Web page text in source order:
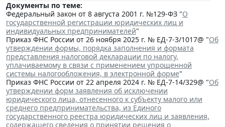
Документы по теме:
Федеральный закон от 8 августа 2001 г. №129-ФЗ "О
государственной регистрации юридических лиц и
индивидуальных предпринимателей"
Приказ ФНС России от 26 ноября 2025 г. № ЕД-7-3/1017@ "Об
утверждении формы, порядка заполнения и формата
представления налоговой декларации по налогу,
уплачиваемому в связи с применением упрощенной
системы налогообложения, в электронной форме"
Приказ ФНС России от 22 апреля 2024 г. № ЕД-7-14/329@ "Об
утверждении форм заявления об исключении
юридического лица, отнесенного к субъекту малого или
среднего предпринимательства, из Единого
государственного реестра юридических лиц и заявления,
содержащего сведения о принятии решения о